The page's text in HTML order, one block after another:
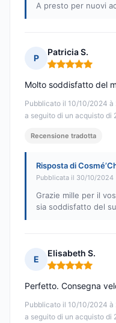
A presto per nuovi
P
Patricia S.
Nota: 5 su 5
Pubblicato il 10/10/2024 à
a seguito di un acquisto di
Molto soddisfatto del
Recensione tradotta
Risposta di
Pubblicata il 30/10/2024
Grazie mille per il
sia soddisfatto del
E
Elisabeth S.
Nota: 5 su 5
Pubblicato il 10/10/2024 à
a seguito di un acquisto di
Perfetto. Consegna